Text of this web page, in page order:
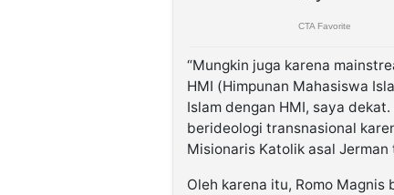
“Mungkin juga karena
HMI (Himpunan Mahasiswa
Islam dengan HMI, saya
berideologi transnasional
Misionaris Katolik asal
Oleh karena itu, Romo